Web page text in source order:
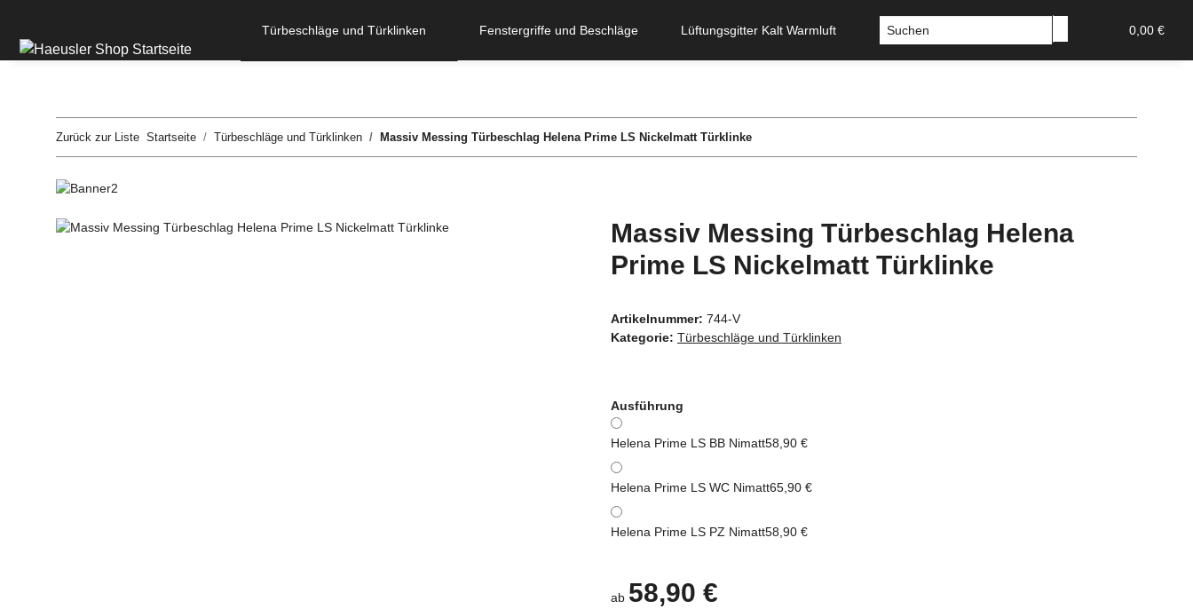
0,00 €
Türbeschläge und Türklinken Fenstergriffe und Beschläge Lüftungsgitter Kalt Warmluft Sicherheitstechnik-Tresore Stossgriffe u
Zurück zur Liste Startseite Türbeschläge und Türklinken Massiv Messing Türbeschlag Helena Prime LS Nickelmatt Türklinke
Massiv Messing Türbeschlag Helena
Prime LS Nickelmatt Türklinke
Artikelnummer: 744-V
Kategorie: Türbeschläge und Türklinken
Ausführung
Helena Prime LS BB Nimatt58,90 €
Helena Prime LS WC Nimatt65,90 €
Helena Prime LS PZ Nimatt58,90 €
ab 58,90 €